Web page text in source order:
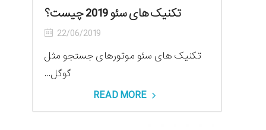
تکنیک های سئو 2019 چیست؟
22/06/2019
تکنیک های سئو موتورهای جستجو مثل
گوگل...
READ MORE